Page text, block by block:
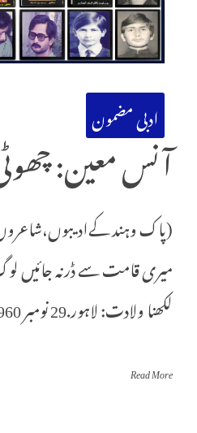
ادبی مضمون
آ نس معین:
(پاک وہند
میری قامت سے ڈرنہ جائیں
لکھنا ولادت: لاہور.29 نومبر 1960 ،وفات: ملتان. 5
Read More